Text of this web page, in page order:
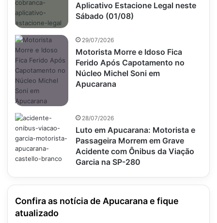
Aplicativo Estacione Legal neste
Sábado (01/08)
29/07/2026
Motorista Morre e Idoso Fica
Ferido Após Capotamento no
Núcleo Michel Soni em
Apucarana
28/07/2026
Luto em Apucarana: Motorista e
Passageira Morrem em Grave
Acidente com Ônibus da Viação
Garcia na SP-280
Confira as notícia de Apucarana e fique
atualizado